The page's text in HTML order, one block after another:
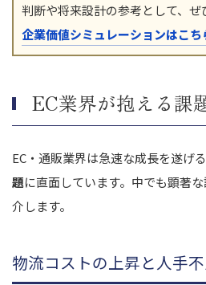
判断や将来設計の参考として、ぜ
企業価値シミュレーションはこち
EC業界が抱える課
EC・通販業界は急速な成長を遂げる
題に直面しています。中でも顕著
介します。
物流コストの上昇と人手